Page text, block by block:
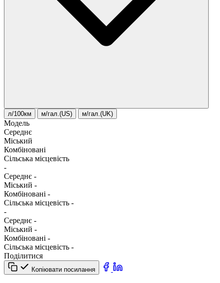
л/100км м/гал.(US) м/гал.(UK)
Модель
Середнє
Міський
Комбіновані
Сільська місцевість
-
Середнє -
Міський -
Комбіновані -
Сільська місцевість -
-
Середнє -
Міський -
Комбіновані -
Сільська місцевість -
Поділитися
Копіювати посилання